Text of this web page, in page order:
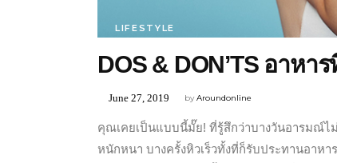
LIFESTYLE
DOS & DON’TS อาห
byAroundonline
June 27, 2019
คุณเคยเป็นแบบนี้มั๊ย! ที่รู้สึกว่าบางวันอารมณ์ไ
หนักหนา บางครั้งหิวเร็วทั้งที่ก็รับประทานอาห